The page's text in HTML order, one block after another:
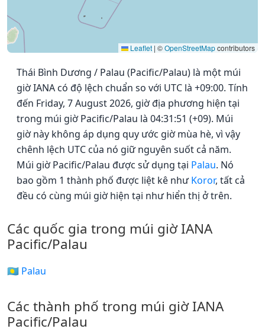
Leaflet | ©OpenStreetMapcontributors
Thái Bình Dương / Palau (Pacific/Palau) là một múi
giờ IANA có độ lệch chuẩn so với UTC là +09:00. Tính
đến Friday, 7 August 2026, giờ địa phương hiện tại
trong múi giờ Pacific/Palau là 04:31:51 (+09). Múi
giờ này không áp dụng quy ước giờ mùa hè, vì vậy
chênh lệch UTC của nó giữ nguyên suốt cả năm.
Múi giờ Pacific/Palau được sử dụng tại Palau. Nó
bao gồm 1 thành phố được liệt kê nhưKoror, tất cả
đều có cùng múi giờ hiện tại như hiển thị ở trên.
Các quốc gia trong múi giờ IANA
Pacific/Palau
🇵🇼 Palau
Các thành phố trong múi giờ IANA
Pacific/Palau